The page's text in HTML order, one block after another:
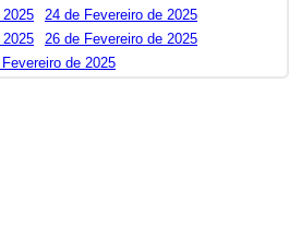
24 de Fevereiro de 2025
26 de Fevereiro de 2025
de 2025